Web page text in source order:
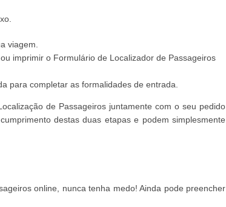
viagem.
imprimir o Formulário de Localizador de Passageiros
para completar as formalidades de entrada.
de Passageiros juntamente com o seu pedido
destas duas etapas e podem simplesmente
online, nunca tenha medo! Ainda pode preencher